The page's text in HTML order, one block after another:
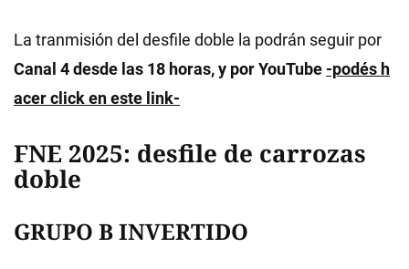
La tranmisión del desfile doble la podrán seguir por
Canal 4 desde las 18 horas, y por YouTube -podés h
acer click en este link-
FNE 2025: desfile de carrozas
doble
GRUPO B INVERTIDO